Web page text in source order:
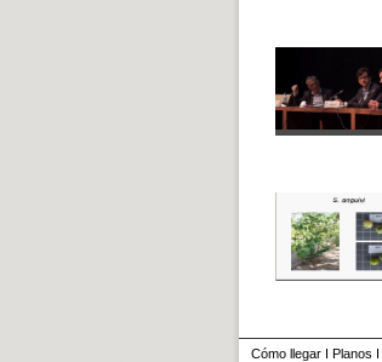
Cómo llegar I Planos I